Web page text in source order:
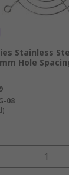
Stainless
Hole
08